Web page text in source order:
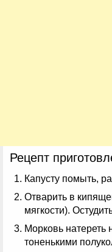
Рецепт
Капусту помыть,
Отварить в
мягкости).
Морковь натереть
тоненькими